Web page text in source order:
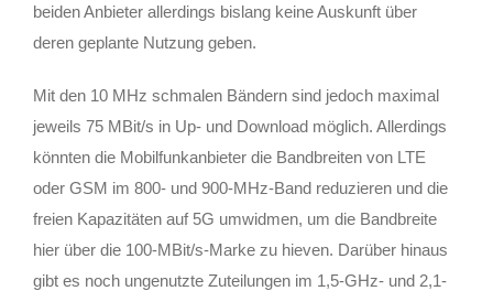
beiden Anbieter allerdings bislang keine Auskunft über
deren geplante Nutzung geben.
Mit den 10 MHz schmalen Bändern sind jedoch maximal
jeweils 75 MBit/s in Up- und Download möglich. Allerdings
könnten die Mobilfunkanbieter die Bandbreiten von LTE
oder GSM im 800- und 900-MHz-Band reduzieren und die
freien Kapazitäten auf 5G umwidmen, um die Bandbreite
hier über die 100-MBit/s-Marke zu hieven. Darüber hinaus
gibt es noch ungenutzte Zuteilungen im 1,5-GHz- und 2,1-